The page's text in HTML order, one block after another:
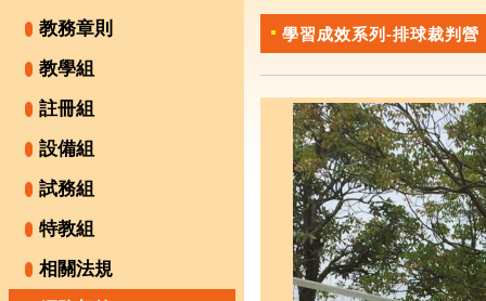
教務章則
教學組
註冊組
設備組
試務組
特教組
相關法規
學習成效系列-排球裁判營